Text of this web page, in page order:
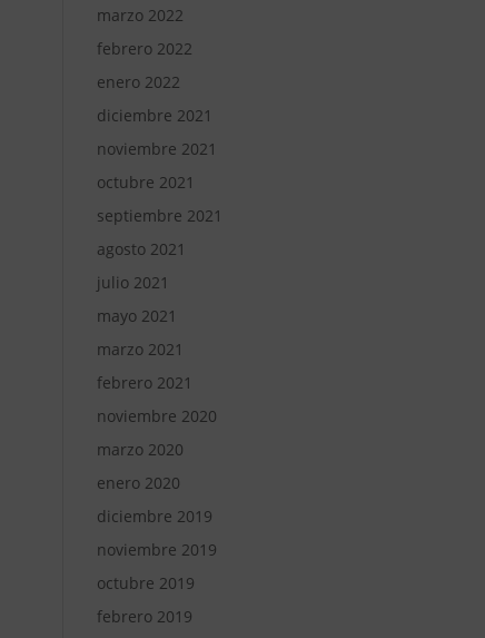
marzo 2022
febrero 2022
enero 2022
diciembre 2021
noviembre 2021
octubre 2021
septiembre 2021
agosto 2021
julio 2021
mayo 2021
marzo 2021
febrero 2021
noviembre 2020
marzo 2020
enero 2020
diciembre 2019
noviembre 2019
octubre 2019
febrero 2019